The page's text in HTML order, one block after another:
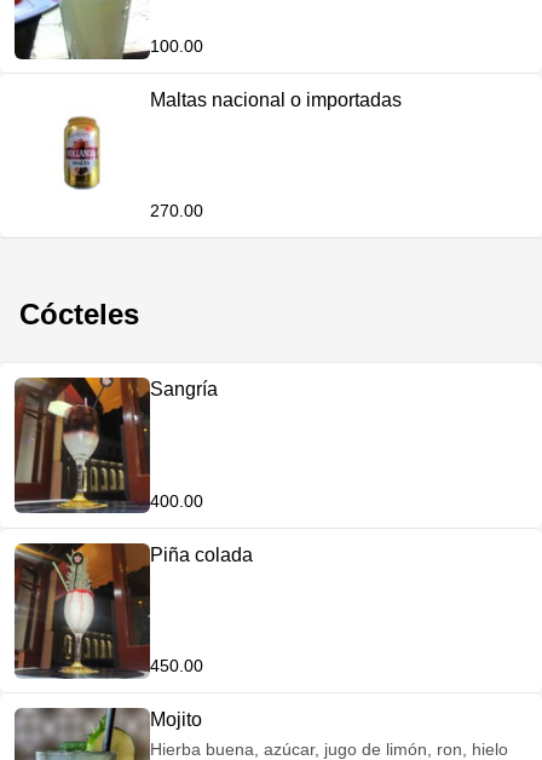
100.00
Maltas nacional o importadas
270.00
Cócteles
Sangría
400.00
Piña colada
450.00
Mojito
Hierba buena, azúcar, jugo de limón, ron, hielo